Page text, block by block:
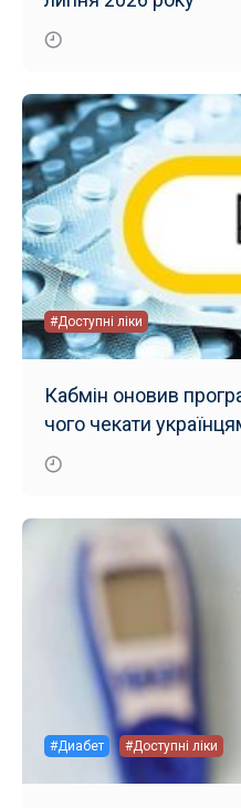
#Доступні ліки
Кабмін оновив
чого чекати
#Диабет #Доступні ліки